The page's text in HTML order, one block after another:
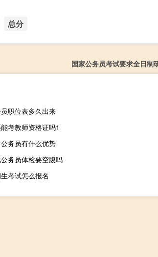
总分
国家公务员考试要求全日制
职位表多久出来
考教师资格证吗1
务员有什么优势
务员体检要空腹吗
考试怎么报名